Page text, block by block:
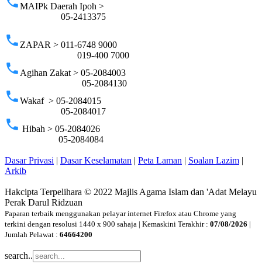
MAIPk Daerah Ipoh >
05-2413375
phoneZAPAR > 011-6748 9000
019-400 7000
phoneAgihan Zakat > 05-2084003
05-2084130
phoneWakaf > 05-2084015
05-2084017
phone Hibah > 05-2084026
05-2084084
Dasar Privasi Dasar Keselamatan Peta Laman Soalan Lazim
Arkib
Hakcipta Terpelihara © 2022 Majlis Agama Islam dan 'Adat Melayu
Perak Darul Ridzuan
Paparan terbaik menggunakan pelayar internet Firefox atau Chrome yang
terkini dengan resolusi 1440 x 900 sahaja | Kemaskini Terakhir : 07/08/2026 |
Jumlah Pelawat : 64664200
search..